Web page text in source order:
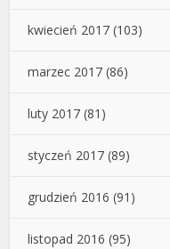
kwiecień 2017 (103)
marzec 2017 (86)
luty 2017 (81)
styczeń 2017 (89)
grudzień 2016 (91)
listopad 2016 (95)